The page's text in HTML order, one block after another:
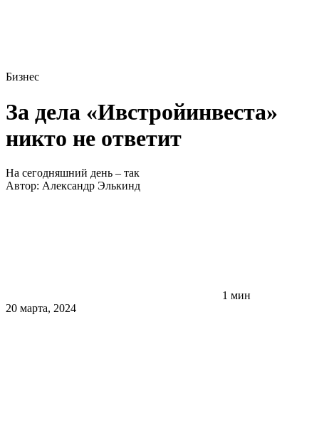
Бизнес
За дела «Ивстройинвеста»
никто не ответит
На сегодняшний день – так
Автор: Александр Элькинд
1 мин
20 марта, 2024